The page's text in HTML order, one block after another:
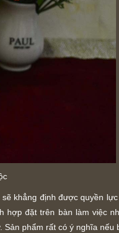
khẳng định được quyền
hợp đặt trên bàn làm việc
phẩm rất có ý nghĩa nếu